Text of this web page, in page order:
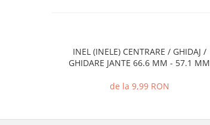
INEL (INELE) CENTRARE / GHIDAJ /
GHIDARE JANTE 66.6 MM - 57.1 MM
de la 9,99 RON